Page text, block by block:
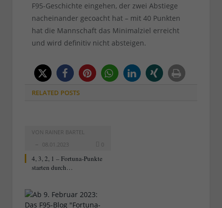
F95-Geschichte eingehen, der zwei Abstiege
nacheinander gecoacht hat – mit 40 Punkten
hat die Mannschaft das Minimalziel erreicht
und wird definitiv nicht absteigen.
RELATED POSTS
VON RAINER BARTEL
08.01.2023
0
4, 3, 2, 1 – Fortuna-Punkte
starten durch…